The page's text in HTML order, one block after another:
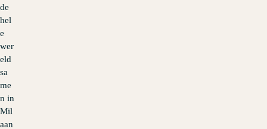
de
hel
e
wer
eld
sa
me
n in
Mil
aan